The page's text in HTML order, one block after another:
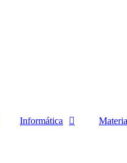
Informática